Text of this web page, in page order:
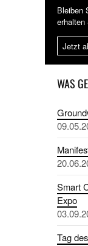
Bleiben
erhalten
Jetzt
WAS
Smart
Expo
Tag